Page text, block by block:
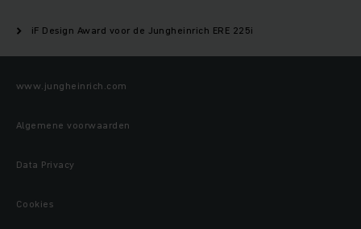
iF Design Award voor de Jungheinrich ERE 225i
www.jungheinrich.com
Algemene voorwaarden
Data Privacy
Cookies